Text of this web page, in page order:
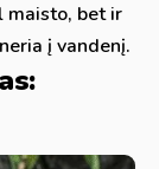
maisto, bet ir
į vandenį.